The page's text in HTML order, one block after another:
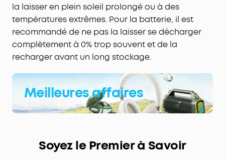
la laisser en plein soleil prolongé ou à des
températures extrêmes. Pour la batterie, il est
recommandé de ne pas la laisser se décharger
complètement à 0% trop souvent et de la
recharger avant un long stockage.
Meilleures affaires
Soyez le Premier à Savoir